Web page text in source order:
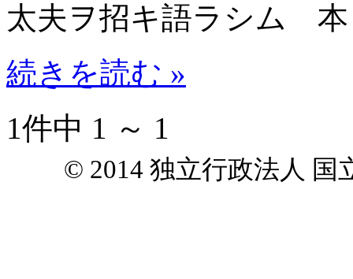
太夫ヲ招キ語ラシム 本
続きを読む »
1件中 1 ～ 1
© 2014 独立行政法人 国